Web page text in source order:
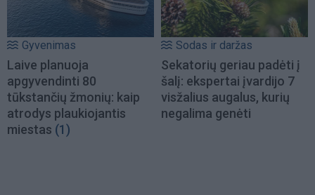
Gyvenimas
Laive planuoja
apgyvendinti 80
tūkstančių žmonių: kaip
atrodys plaukiojantis
miestas (1)
Sodas ir daržas
Sekatorių geriau padėti į
šalį: ekspertai įvardijo 7
visžalius augalus, kurių
negalima genėti